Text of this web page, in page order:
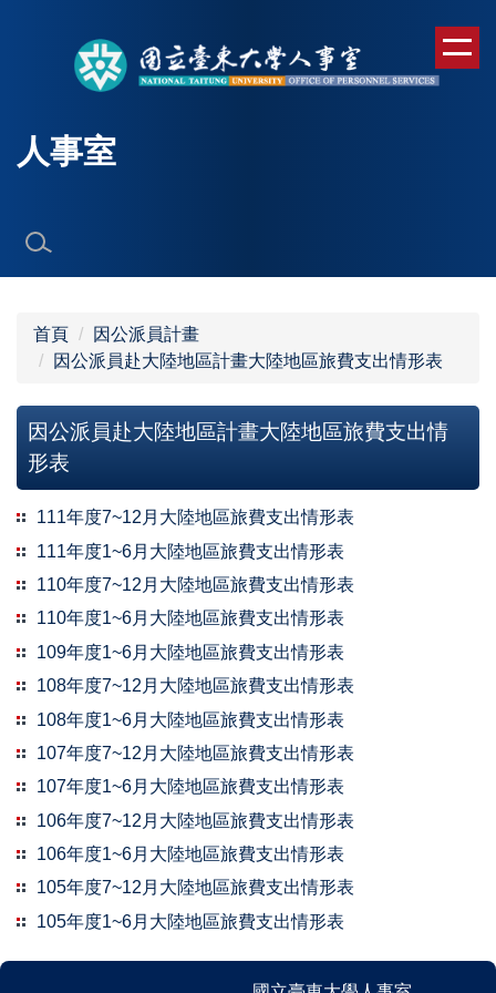
人事室
首頁
因公派員計畫
因公派員赴大陸地區計畫大陸地區旅費支出情形表
因公派員赴大陸地區計畫大陸地區旅費支出情
形表
111年度7~12月大陸地區旅費支出情形表
111年度1~6月大陸地區旅費支出情形表
110年度7~12月大陸地區旅費支出情形表
110年度1~6月大陸地區旅費支出情形表
109年度1~6月大陸地區旅費支出情形表
108年度7~12月大陸地區旅費支出情形表
108年度1~6月大陸地區旅費支出情形表
107年度7~12月大陸地區旅費支出情形表
107年度1~6月大陸地區旅費支出情形表
106年度7~12月大陸地區旅費支出情形表
106年度1~6月大陸地區旅費支出情形表
105年度7~12月大陸地區旅費支出情形表
105年度1~6月大陸地區旅費支出情形表